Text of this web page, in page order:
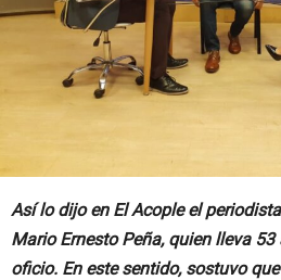
Así lo dijo en El Acople el
Mario Ernesto Peña, quien lleva
oficio. En este sentido, sostuvo